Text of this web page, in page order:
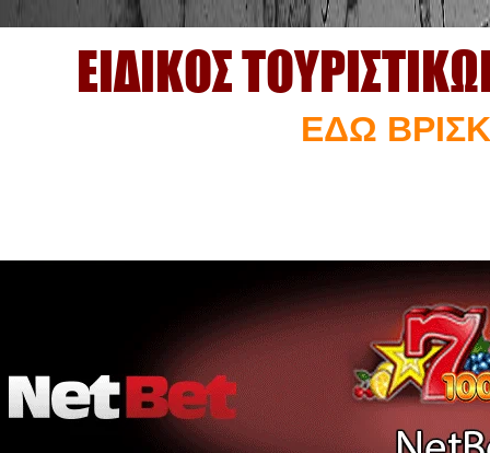
ΕΙΔΙΚΟΣ
ΕΔΩ